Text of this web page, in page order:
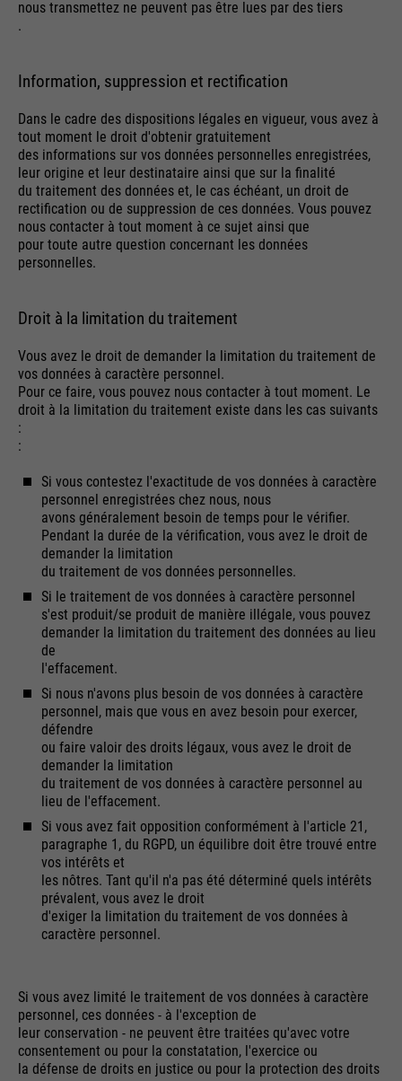
nous transmettez ne peuvent pas être lues par des tiers
.
Information, suppression et rectification
Dans le cadre des dispositions légales en vigueur, vous avez à
tout moment le droit d'obtenir gratuitement
des informations sur vos données personnelles enregistrées,
leur origine et leur destinataire ainsi que sur la finalité
du traitement des données et, le cas échéant, un droit de
rectification ou de suppression de ces données. Vous pouvez
nous contacter à tout moment à ce sujet ainsi que
pour toute autre question concernant les données
personnelles.
Droit à la limitation du traitement
Vous avez le droit de demander la limitation du traitement de
vos données à caractère personnel.
Pour ce faire, vous pouvez nous contacter à tout moment. Le
droit à la limitation du traitement existe dans les cas suivants
:
:
Si vous contestez l'exactitude de vos données à caractère
personnel enregistrées chez nous, nous
avons généralement besoin de temps pour le vérifier.
Pendant la durée de la vérification, vous avez le droit de
demander la limitation
du traitement de vos données personnelles.
Si le traitement de vos données à caractère personnel
s'est produit/se produit de manière illégale, vous pouvez
demander la limitation du traitement des données au lieu
de
l'effacement.
Si nous n'avons plus besoin de vos données à caractère
personnel, mais que vous en avez besoin pour exercer,
défendre
ou faire valoir des droits légaux, vous avez le droit de
demander la limitation
du traitement de vos données à caractère personnel au
lieu de l'effacement.
Si vous avez fait opposition conformément à l'article 21,
paragraphe 1, du RGPD, un équilibre doit être trouvé entre
vos intérêts et
les nôtres. Tant qu'il n'a pas été déterminé quels intérêts
prévalent, vous avez le droit
d'exiger la limitation du traitement de vos données à
caractère personnel.
Si vous avez limité le traitement de vos données à caractère
personnel, ces données - à l'exception de
leur conservation - ne peuvent être traitées qu'avec votre
consentement ou pour la constatation, l'exercice ou
la défense de droits en justice ou pour la protection des droits